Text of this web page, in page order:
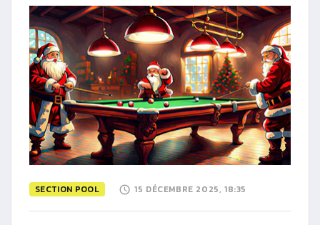
SECTION POOL 15 DÉCEMBRE 2025, 18:35